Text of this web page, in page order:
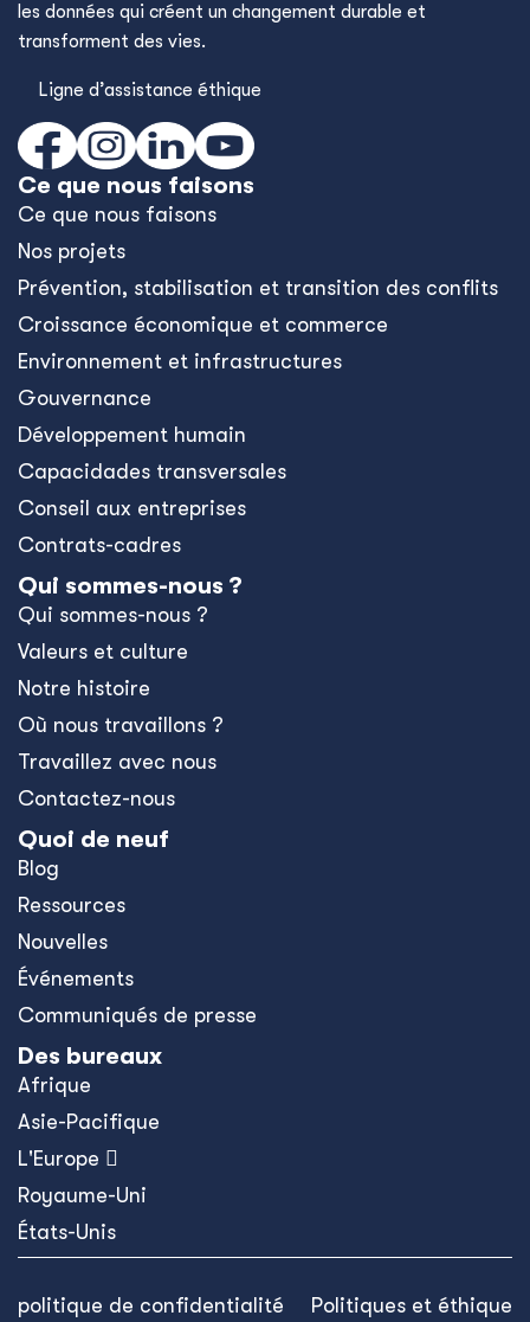
les données qui créent un changement durable et
transforment des vies.
Ligne d’assistance éthique
Ce que nous faisons
Ce que nous faisons
Nos projets
Prévention, stabilisation et transition des conflits
Croissance économique et commerce
Environnement et infrastructures
Gouvernance
Développement humain
Capacidades transversales
Conseil aux entreprises
Contrats-cadres
Qui sommes-nous ?
Qui sommes-nous ?
Valeurs et culture
Notre histoire
Où nous travaillons ?
Travaillez avec nous
Contactez-nous
Quoi de neuf
Blog
Ressources
Nouvelles
Événements
Communiqués de presse
Des bureaux
Afrique
Asie-Pacifique
L'Europe 
Royaume-Uni
États-Unis
politique de confidentialité Politiques et éthique